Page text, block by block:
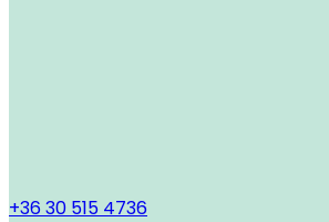
+36 30 515 4736